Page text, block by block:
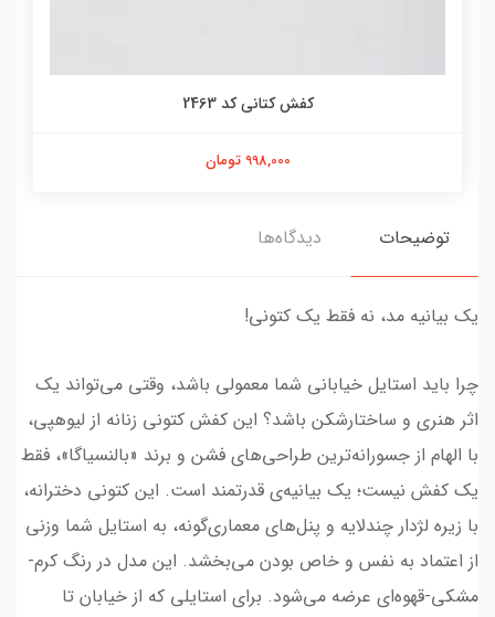
کفش کتانی کد 2463
998,000 تومان
توضیحات دیدگاه‌ها
یک بیانیه مد، نه فقط یک کتونی!
چرا باید استایل خیابانی شما معمولی باشد، وقتی می‌تواند یک
اثر هنری و ساختارشکن باشد؟ این کفش کتونی زنانه از لیوهپی،
با الهام از جسورانه‌ترین طراحی‌های فشن و برند «بالنسیاگا»، فقط
یک کفش نیست؛ یک بیانیه‌ی قدرتمند است. این کتونی دخترانه،
با زیره لژدار چندلایه و پنل‌های معماری‌گونه، به استایل شما وزنی
از اعتماد به نفس و خاص بودن می‌بخشد. این مدل در رنگ کرم-
مشکی-قهوه‌ای عرضه می‌شود. برای استایلی که از خیابان تا